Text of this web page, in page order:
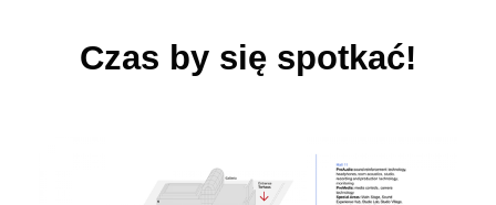
Czas by się spotkać!